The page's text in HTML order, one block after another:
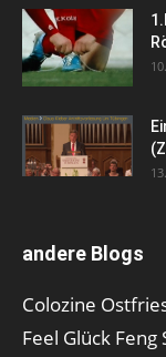
andere Blogs
Colozine
Feel Glück